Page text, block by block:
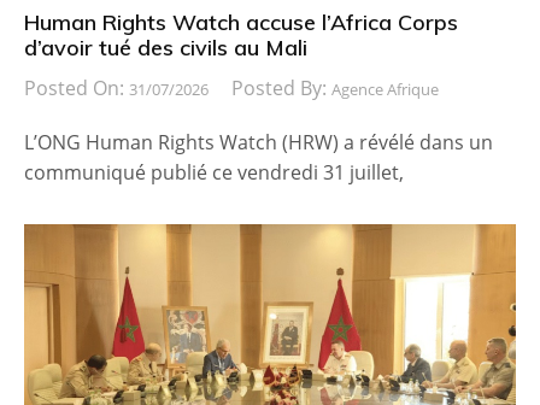
Human Rights Watch accuse l’Africa Corps
d’avoir tué des civils au Mali
Posted On: 31/07/2026 Posted By: Agence Afrique
L’ONG Human Rights Watch (HRW) a révélé dans un
communiqué publié ce vendredi 31 juillet,